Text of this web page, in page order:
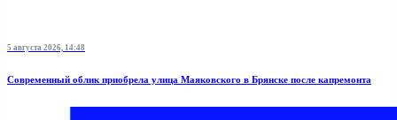
5 августа 2026, 14:48
Современный облик приобрела улица Маяковского в Брянске после капремонта